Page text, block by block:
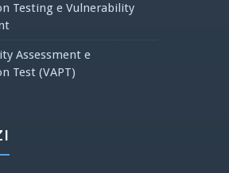
Testing e Vulnerability
Assessment e
Test (VAPT)